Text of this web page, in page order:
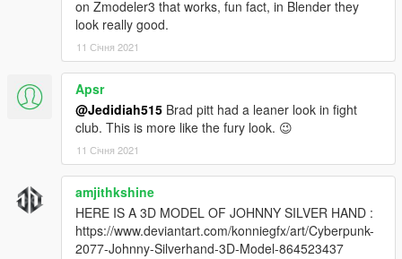
on Zmodeler3 that works, fun fact, in Blender they
look really good.
11 Січня 2021
Apsr
@Jedidiah515 Brad pitt had a leaner look in fight
club. This is more like the fury look. 😉
11 Січня 2021
amjithkshine
HERE IS A 3D MODEL OF JOHNNY SILVER HAND :
https://www.deviantart.com/konniegfx/art/Cyberpunk-
2077-Johnny-Silverhand-3D-Model-864523437